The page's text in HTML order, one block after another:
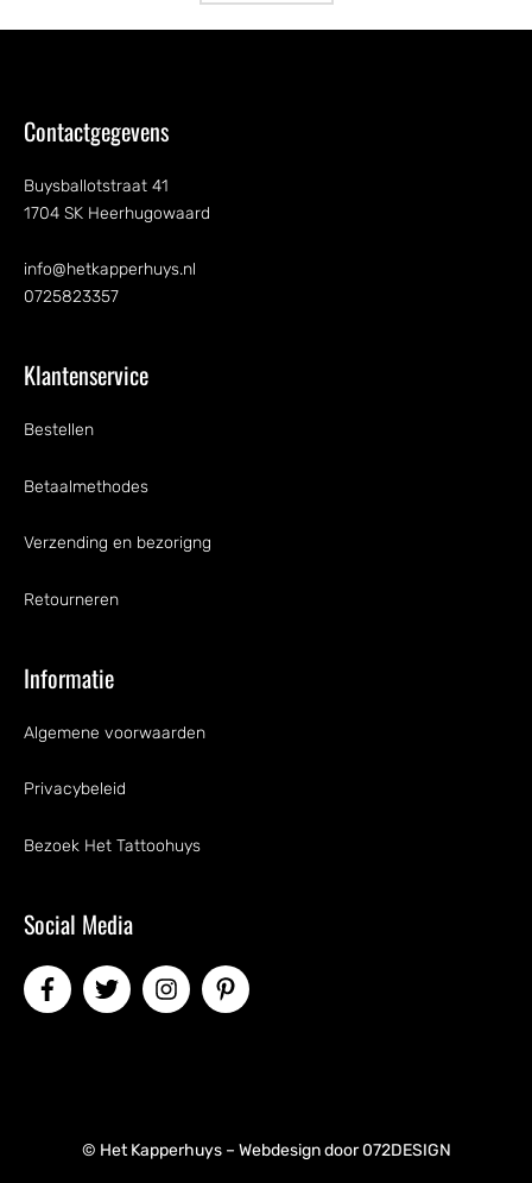
Contactgegevens
Buysballotstraat 41
1704 SK Heerhugowaard
info@hetkapperhuys.nl
0725823357
Klantenservice
Bestellen
Betaalmethodes
Verzending en bezorigng
Retourneren
Informatie
Algemene voorwaarden
Privacybeleid
Bezoek Het Tattoohuys
Social Media
© Het Kapperhuys – Webdesign door072DESIGN